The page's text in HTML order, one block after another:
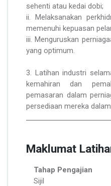
sehenti atau kedai dobi;
ii. Melaksanakan
memenuhi kepuasan
iii. Menguruskan
yang optimum.
3. Latihan industri
kemahiran dan
pemasaran dalam
persediaan mereka
Maklumat
Tahap Pengajian
Sijil